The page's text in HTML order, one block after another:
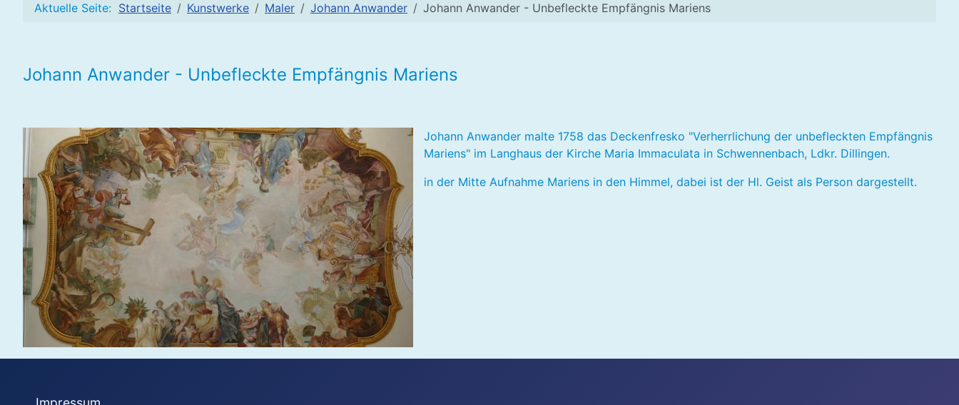
Aktuelle Seite: Startseite Kunstwerke Maler Johann Anwander Johann Anwander - Unbefleckte Empfängnis Mariens
Johann Anwander - Unbefleckte Empfängnis Mariens
Johann Anwander malte 1758 das Deckenfresko "Verherrlichung der unbefleckten Empfängnis
Mariens" im Langhaus der Kirche Maria Immaculata in Schwennenbach, Ldkr. Dillingen.
in der Mitte Aufnahme Mariens in den Himmel, dabei ist der Hl. Geist als Person dargestellt.